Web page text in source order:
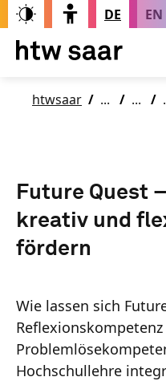
DE EN
htwsaar
Future Quest
kreativ und
fördern
Wie lassen sich
Hochschullehre